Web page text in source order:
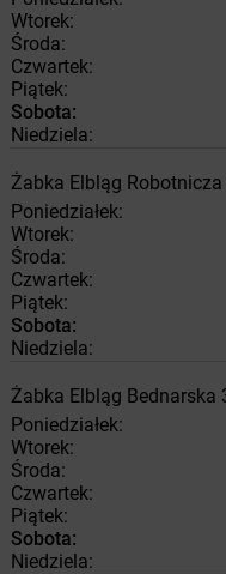
Wtorek:
Środa:
Czwartek:
Piątek:
Sobota:
Niedziela:
Żabka Elbląg Robotnicza
Poniedziałek:
Wtorek:
Środa:
Czwartek:
Piątek:
Sobota:
Niedziela:
Żabka Elbląg Bednarska
Poniedziałek:
Wtorek:
Środa:
Czwartek:
Piątek:
Sobota:
Niedziela: